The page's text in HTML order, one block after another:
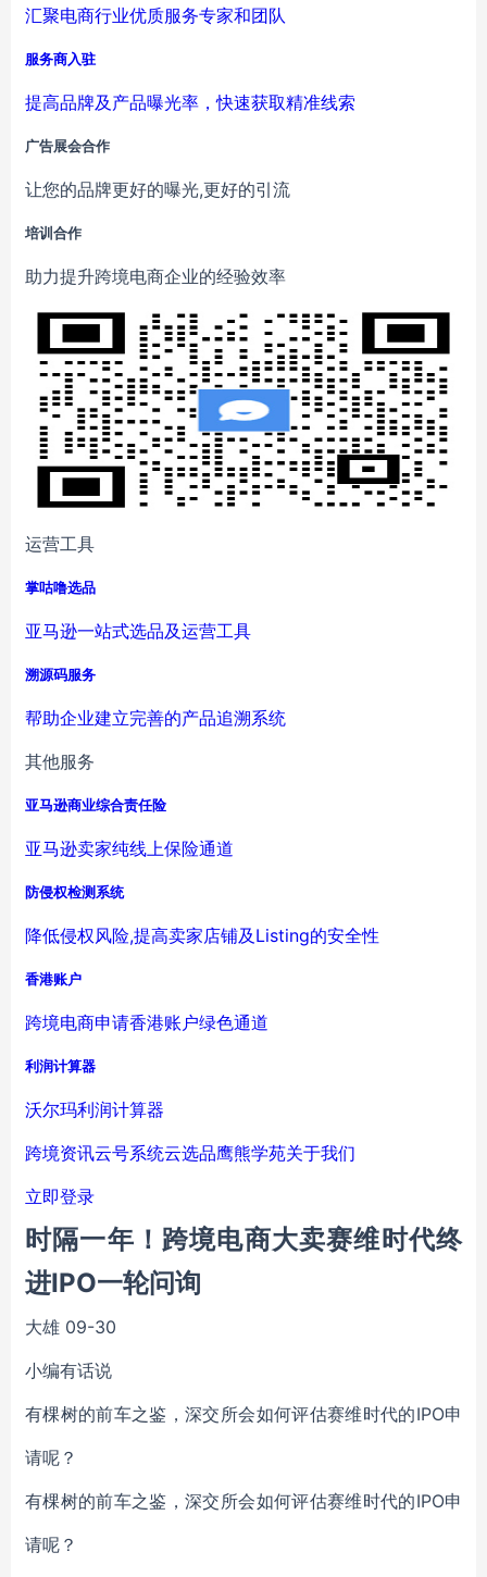
汇聚电商行业优质服务专家和团队
服务商入驻
提高品牌及产品曝光率，快速获取精准线索
广告展会合作
让您的品牌更好的曝光,更好的引流
培训合作
助力提升跨境电商企业的经验效率
运营工具
掌咕噜选品
亚马逊一站式选品及运营工具
溯源码服务
帮助企业建立完善的产品追溯系统
其他服务
亚马逊商业综合责任险
亚马逊卖家纯线上保险通道
防侵权检测系统
降低侵权风险,提高卖家店铺及Listing的安全性
香港账户
跨境电商申请香港账户绿色通道
利润计算器
沃尔玛利润计算器
跨境资讯云号系统云选品鹰熊学苑关于我们
立即登录
时隔一年！跨境电商大卖赛维时代终
进IPO一轮问询
大雄 09-30
小编有话说
有棵树的前车之鉴，深交所会如何评估赛维时代的IPO申
请呢？
有棵树的前车之鉴，深交所会如何评估赛维时代的IPO申
请呢？